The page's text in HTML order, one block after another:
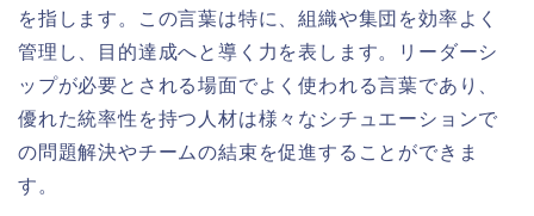
を指します。この言葉は特に、組織や集団を効率よく
管理し、目的達成へと導く力を表します。リーダーシ
ップが必要とされる場面でよく使われる言葉であり、
優れた統率性を持つ人材は様々なシチュエーションで
の問題解決やチームの結束を促進することができま
す。